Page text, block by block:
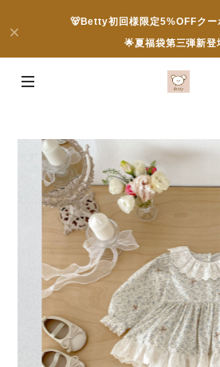
🐻Betty初回様限定5%OFFク
🌟夏福袋第三弾新登